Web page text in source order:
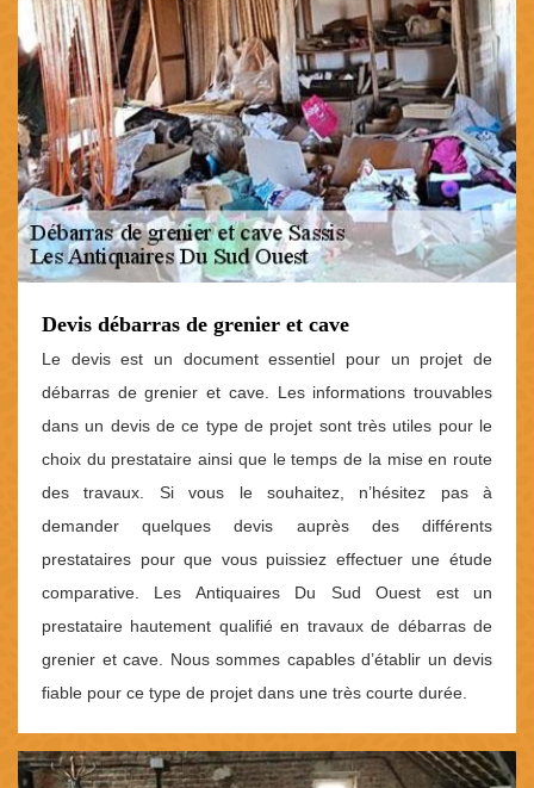
Devis débarras de grenier et cave
Le devis est un document essentiel pour un projet de
débarras de grenier et cave. Les informations trouvables
dans un devis de ce type de projet sont très utiles pour le
choix du prestataire ainsi que le temps de la mise en route
des travaux. Si vous le souhaitez, n’hésitez pas à
demander quelques devis auprès des différents
prestataires pour que vous puissiez effectuer une étude
comparative. Les Antiquaires Du Sud Ouest est un
prestataire hautement qualifié en travaux de débarras de
grenier et cave. Nous sommes capables d’établir un devis
fiable pour ce type de projet dans une très courte durée.